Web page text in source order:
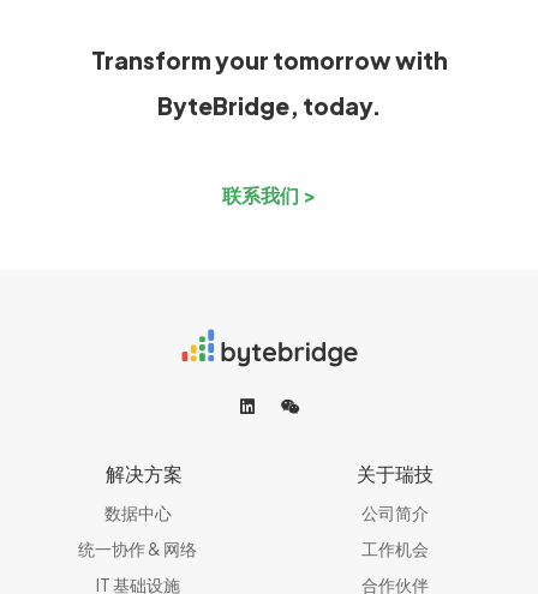
Transform your tomorrow with
ByteBridge, today.
联系我们 >
解决方案
数据中心
统一协作 & 网络​
IT 基础设施
关于瑞技
公司简介
工作机会
合作伙伴